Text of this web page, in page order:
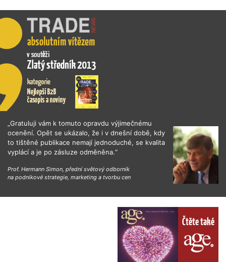
„Gratuluji vám k tomuto opravdu výjimečnému
ocenění. Opět se ukázalo, že i v dnešní době, kdy
to tištěné publikace nemají jednoduché, se kvalita
vyplácí a je po zásluze odměněna.“
Prof. Hermann Simon, přední světový odborník
na podnikové strategie, marketing a tvorbu cen
Čtěte také